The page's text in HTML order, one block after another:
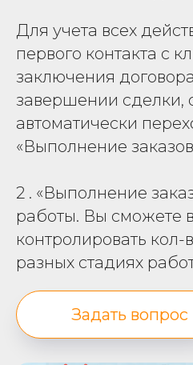
Для учета всех
первого контакта с
заключения
завершении сделки,
автоматически
«Выполнение
2 . «Выполнение
работы. Вы сможете
контролировать кол-
разных стадиях
Задать вопрос